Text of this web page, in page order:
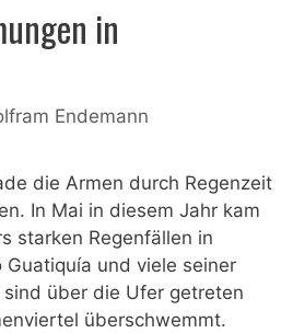
in
Endemann
die Armen durch Regenzeit
In Mai in diesem Jahr kam
starken Regenfällen in
Guatiquía und viele seiner
über die Ufer getreten
überschwemmt.